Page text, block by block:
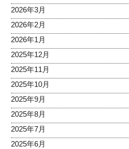
2026年3月
2026年2月
2026年1月
2025年12月
2025年11月
2025年10月
2025年9月
2025年8月
2025年7月
2025年6月